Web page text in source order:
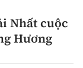
Nhất cuộc
Hương